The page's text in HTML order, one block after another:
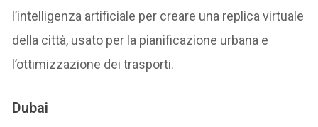
l’intelligenza artificiale per creare una replica virtuale
della città, usato per la pianificazione urbana e
l’ottimizzazione dei trasporti.
Dubai